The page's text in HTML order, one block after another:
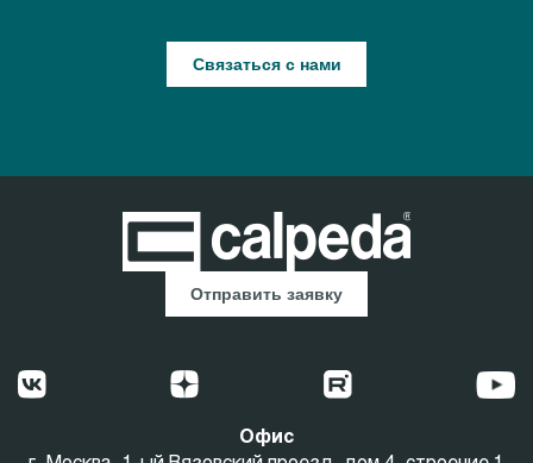
Связаться с нами
Отправить заявку
Офис